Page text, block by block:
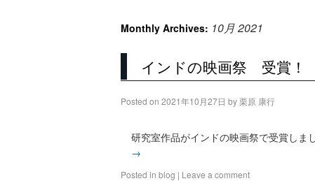
Monthly Archives: 10月 2021
インドの映画祭 受賞！
Posted on 2021年10月27日 by栗原 康行
研究室作品がインドの映画祭で受賞し
→
Posted in blog | Leave a comment